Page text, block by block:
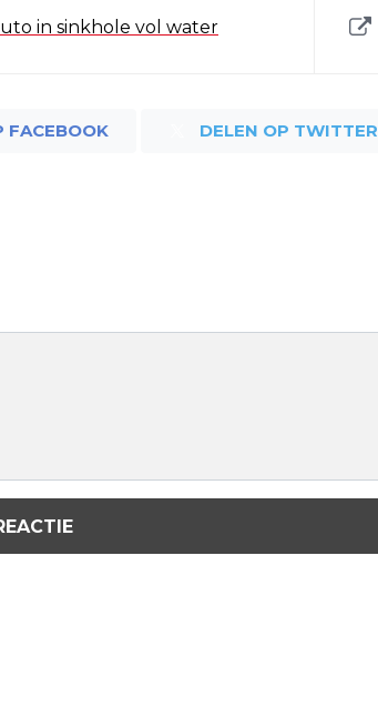
in sinkhole vol water
FACEBOOK DELEN OP TWITTER